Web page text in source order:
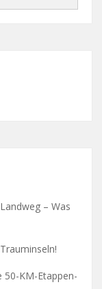
– Was
50-KM-Etappen-